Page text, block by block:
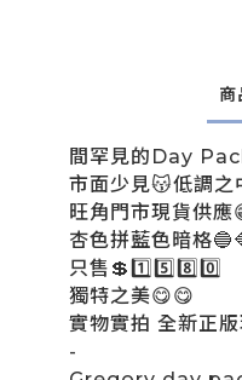
商
間罕見的Day
市面少見😽低調之
旺角門市現貨供應
杏色拼藍色暗格
只售💲1️⃣5️⃣8️⃣0️⃣
獨特之美😋😋
實物實拍 全新正版
-